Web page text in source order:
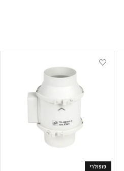
פופולרי